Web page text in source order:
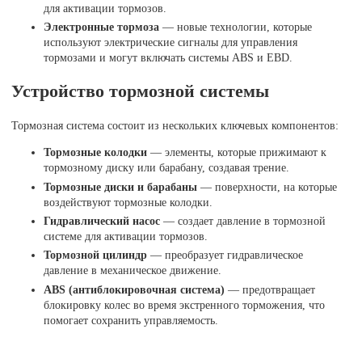
для активации тормозов.
Электронные тормоза — новые технологии, которые
используют электрические сигналы для управления
тормозами и могут включать системы ABS и EBD.
Устройство тормозной системы
Тормозная система состоит из нескольких ключевых компонентов:
Тормозные колодки — элементы, которые прижимают к
тормозному диску или барабану, создавая трение.
Тормозные диски и барабаны — поверхности, на которые
воздействуют тормозные колодки.
Гидравлический насос — создает давление в тормозной
системе для активации тормозов.
Тормозной цилиндр — преобразует гидравлическое
давление в механическое движение.
ABS (антиблокировочная система) — предотвращает
блокировку колес во время экстренного торможения, что
помогает сохранить управляемость.